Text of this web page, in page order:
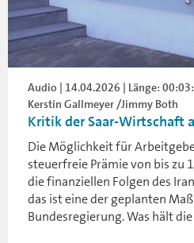
Audio | 14.04.2026 | Länge:
Kerstin Gallmeyer /Jimmy Both
Kritik der Saar-Wirtschaft
Die Möglichkeit für
steuerfreie Prämie von bis zu
die finanziellen Folgen des
das ist eine der geplanten
Bundesregierung. Was hält